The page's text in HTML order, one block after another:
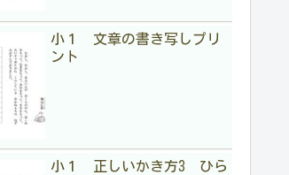
小１ 文章の書き写しプリ
ント
小１ 正しいかき方3 ひら